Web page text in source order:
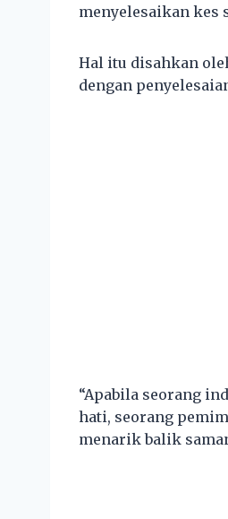
menyelesaikan kes
Hal itu disahkan
dengan
“Apabila seorang
hati, seorang
menarik balik